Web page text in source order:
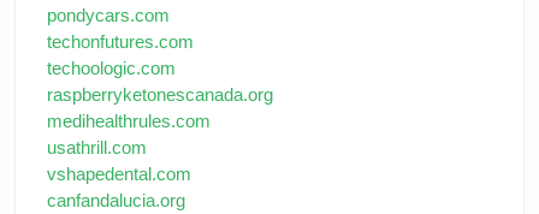
pondycars.com
techonfutures.com
techoologic.com
raspberryketonescanada.org
medihealthrules.com
usathrill.com
vshapedental.com
canfandalucia.org